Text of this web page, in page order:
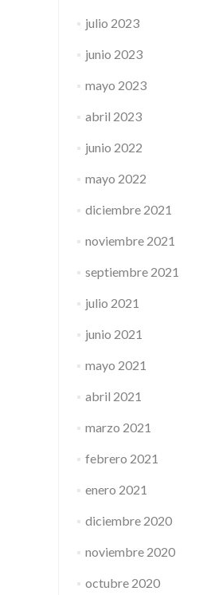
julio 2023
junio 2023
mayo 2023
abril 2023
junio 2022
mayo 2022
diciembre 2021
noviembre 2021
septiembre 2021
julio 2021
junio 2021
mayo 2021
abril 2021
marzo 2021
febrero 2021
enero 2021
diciembre 2020
noviembre 2020
octubre 2020